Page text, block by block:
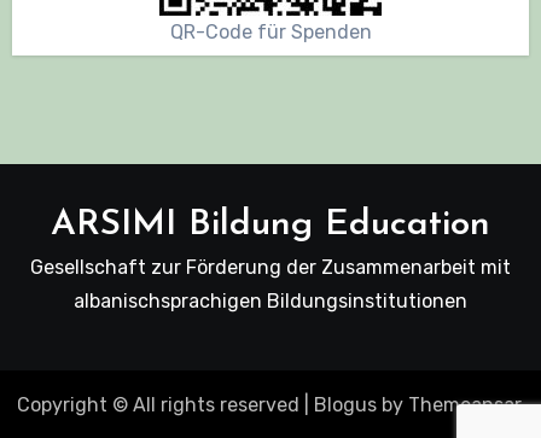
QR-Code für Spenden
ARSIMI Bildung Education
Gesellschaft zur Förderung der Zusammenarbeit mit
albanischsprachigen Bildungsinstitutionen
Copyright © All rights reserved Blogusby Themeansar.